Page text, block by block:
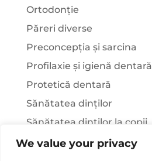
We value your privacy
Ortodonție
Păreri diverse
Preconcepția și sarcina
Profilaxie și igienă dentară
Protetică dentară
Sănătatea dinților
Sănătatea dinților la copii
Știați că…?